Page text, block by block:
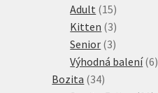
Adult 1515
produktů
Kitten 33
produkty
Senior 33
produkty
Výhodná balení 66
Bozita 3434